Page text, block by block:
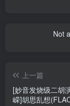
Not
上一篇
[妙音发烧级二胡
嵘]胡思乱想